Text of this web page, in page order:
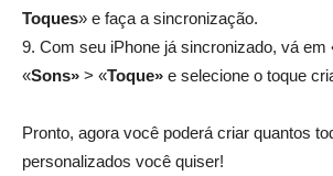
Toques» e faça a sincronização.
9. Com seu iPhone já sincronizado, vá em
«Sons» > «Toque» e selecione o toque
Pronto, agora você poderá criar quantos
personalizados você quiser!